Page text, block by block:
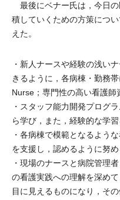
最後にベナー氏は，今日
積していくための方策につ
えた。
・新人ナースや経験の浅い
きるように，各病棟・勤務
Nurse；専門性の高い看護師
・スタッフ能力開発プログ
ら学び，また，経験的な学
・各病棟で模範となるよう
を支援し，認めるように努め
・現場のナースと病院管理
の看護実践への理解を深め
目に見えるものになり，そ